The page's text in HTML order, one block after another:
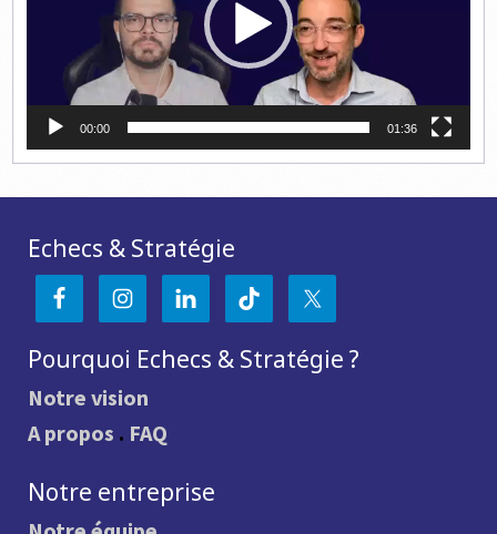
00:00 01:36
Echecs & Stratégie
Pourquoi Echecs & Stratégie ?
Notre vision
A propos . FAQ
Notre entreprise